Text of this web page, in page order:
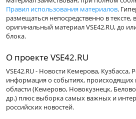
Правил использования материалов.
размещаться непосредственно в
оригинальный материал VSE42.RU, до
блока.
О проекте VSE42.RU
VSE42.RU - Новости Кемерова, Кузбасса,
информация о событиях, происходящих
области (Кемерово, Новокузнецк,
др.) плюс выборка самых важных и
российских новостей.